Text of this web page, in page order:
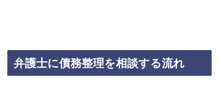
弁護士に債務整理を相談する流れ